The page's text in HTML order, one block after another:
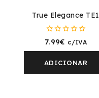
True Elegance TE1
0
5
7.99€ c/IVA
ADICIONAR